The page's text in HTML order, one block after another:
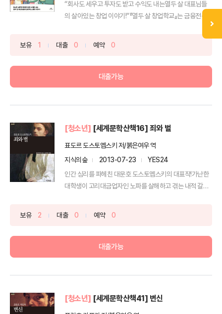
“회사도 세우고 투자도 받고 수익도 내는열두 살 대표님들
의 살아있는 창업 이야기!”『열두 살 창업학교』는 금융전문
보유 1 대출 0 예약 0
대출가능
[청소년] [세계문학산책16] 죄와 벌
표도르 도스토옙스키 저/붉은여우 역
지식의숲
2013-07-23
YES24
인간 심리를 파헤친 대문호 도스토옙스키의 대표작!가난한
대학생이 고리대금업자인 노파를 살해하고 겪는 내적 갈등
보유 2 대출 0 예약 0
대출가능
[청소년] [세계문학산책41] 변신